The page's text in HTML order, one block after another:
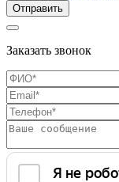
Отправить
Заказать звонок